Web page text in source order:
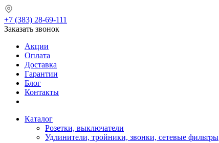
+7 (383) 28-69-111
Заказать звонок
Акции
Оплата
Доставка
Гарантии
Блог
Контакты
Каталог
Розетки, выключатели
Удлинители, тройники, звонки, сетевые фильтры